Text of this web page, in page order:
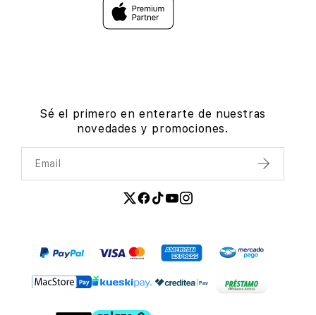
Sé el primero en enterarte de nuestras
novedades y promociones.
Email